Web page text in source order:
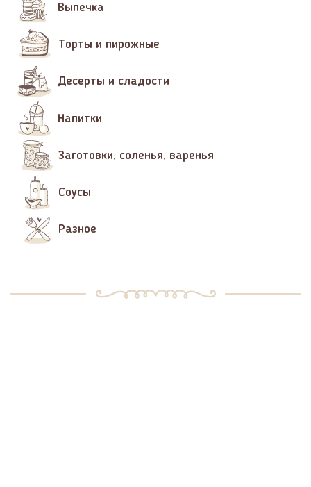
Выпечка
Торты и пирожные
Десерты и сладости
Напитки
Заготовки, соленья, варенья
Соусы
Разное